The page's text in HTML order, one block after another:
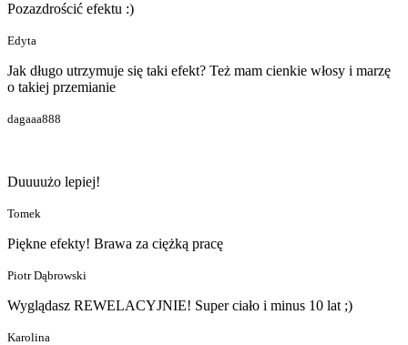
Pozazdrościć efektu :)
Edyta
Jak długo utrzymuje się taki efekt? Też mam cienkie włosy i marzę
o takiej przemianie
dagaaa888
Duuuużo lepiej!
Tomek
Piękne efekty! Brawa za ciężką pracę
Piotr Dąbrowski
Wyglądasz REWELACYJNIE! Super ciało i minus 10 lat ;)
Karolina